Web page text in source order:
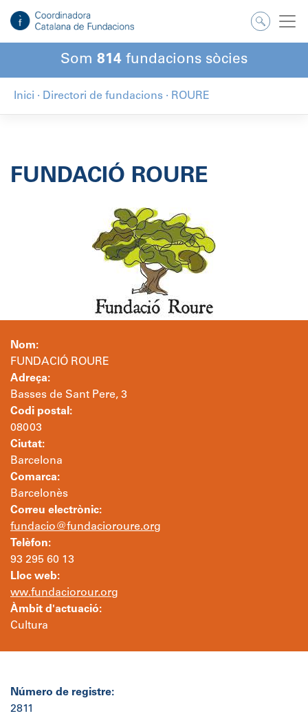
contingut
Som 814 fundacions sòcies
Inici · Directori de fundacions · ROURE
FUNDACIÓ ROURE
Nom:
FUNDACIÓ ROURE
Adreça:
Basses de Sant Pere, 3
Codi postal:
08003
Ciutat:
Barcelona
Comarca:
Barcelonès
Correu electrònic:
fundacio@fundacioroure.org
Telèfon:
93 295 60 13
Lloc web:
ww.fundaciorour.org
Àmbit d'actuació:
Cultura
Número de registre:
2811